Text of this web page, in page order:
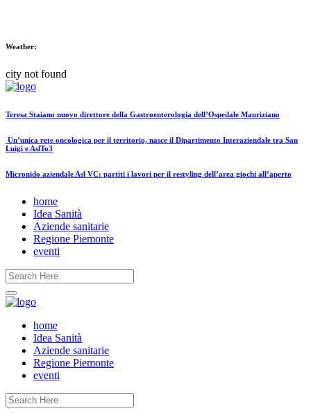
Weather:
city not found
Teresa Staiano nuovo direttore della Gastroenterologia dell’Ospedale Mauriziano
Un’unica rete oncologica per il territorio, nasce il Dipartimento Interaziendale tra San
Luigi e AslTo3
Micronido aziendale Asl VC: partiti i lavori per il restyling dell’area giochi all’aperto
home
Idea Sanità
Aziende sanitarie
Regione Piemonte
eventi
home
Idea Sanità
Aziende sanitarie
Regione Piemonte
eventi